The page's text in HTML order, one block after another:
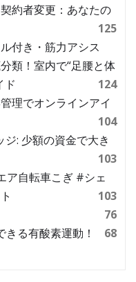
約者変更：あなたの
125
付き・筋力アシス
類！室内で“足腰と体
ド
124
理でオンラインアイ
104
: 少額の資金で大き
103
ア自転車こぎ #シェ
103
76
る有酸素運動！
68